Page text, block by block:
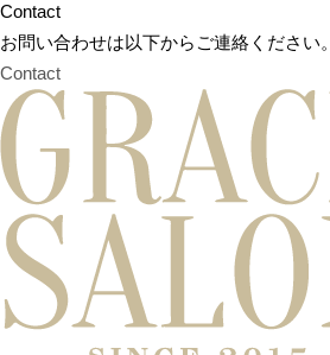
Contact
お問い合わせは以下からご連絡ください。
Contact